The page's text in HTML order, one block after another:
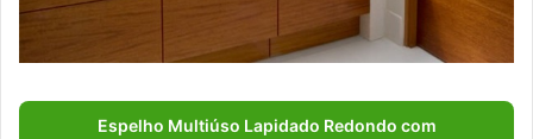
Espelho Multiúso Lapidado Redondo com